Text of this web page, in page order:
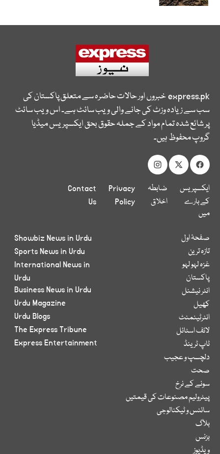
express.pkخبروں اور حالات حاضرہ سے متعلق پاکستان کی
سب سے زیادہ وزٹ کی جانے والی ویب سائٹ ہے۔ اس ویب سائٹ
پر شائع شدہ تمام مواد کے جملہ حقوق بحق ایکسپریس میڈیا
گروپ محفوظ ہیں۔
ایکسپریس
کے بارے
میں
ضابطہ
اخلاق
Privacy
Policy
Contact
Us
صفحۂ اول
تازہ ترین
غزہ لہو لہو
پاکستان
انٹر نیشنل
کھیل
انٹرٹینمنٹ
لائف اسٹائل
ٹاپ ٹرینڈ
دلچسپ و عجیب
صحت
سونے کے نرخ
پیٹرولیم مصنوعات کی قیمتیں
سائنس و ٹیکنالوجی
بلاگ
بزنس
ویڈیوز
Showbiz News in Urdu
Sports News in Urdu
International News in
Urdu
Business News in Urdu
Urdu Magazine
Urdu Blogs
The Express Tribune
Express Entertainment